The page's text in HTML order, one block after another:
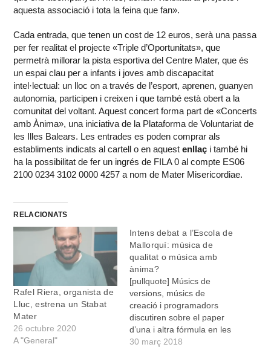
aquesta associació i tota la feina que fan».
Cada entrada, que tenen un cost de 12 euros, serà una passa
per fer realitat el projecte «Triple d’Oportunitats», que
permetrà millorar la pista esportiva del Centre Mater, que és
un espai clau per a infants i joves amb discapacitat
intel·lectual: un lloc on a través de l’esport, aprenen, guanyen
autonomia, participen i creixen i que també està obert a la
comunitat del voltant. Aquest concert forma part de «Concerts
amb Ànima», una iniciativa de la Plataforma de Voluntariat de
les Illes Balears. Les entrades es poden comprar als
establiments indicats al cartell o en aquestenllaç i també hi
ha la possibilitat de fer un ingrés de FILA 0 al compte ES06
2100 0234 3102 0000 4257 a nom de Mater Misericordiae.
RELACIONATS
Rafel Riera, organista de
Lluc, estrena un Stabat
Mater
26 octubre 2020
A "General"
Intens debat a l’Escola de
Mallorquí: música de
qualitat o música amb
ànima?
[pullquote] Músics de
versions, músics de
creació i programadors
discutiren sobre el paper
d’una i altra fórmula en les
programacions dels
30 març 2018